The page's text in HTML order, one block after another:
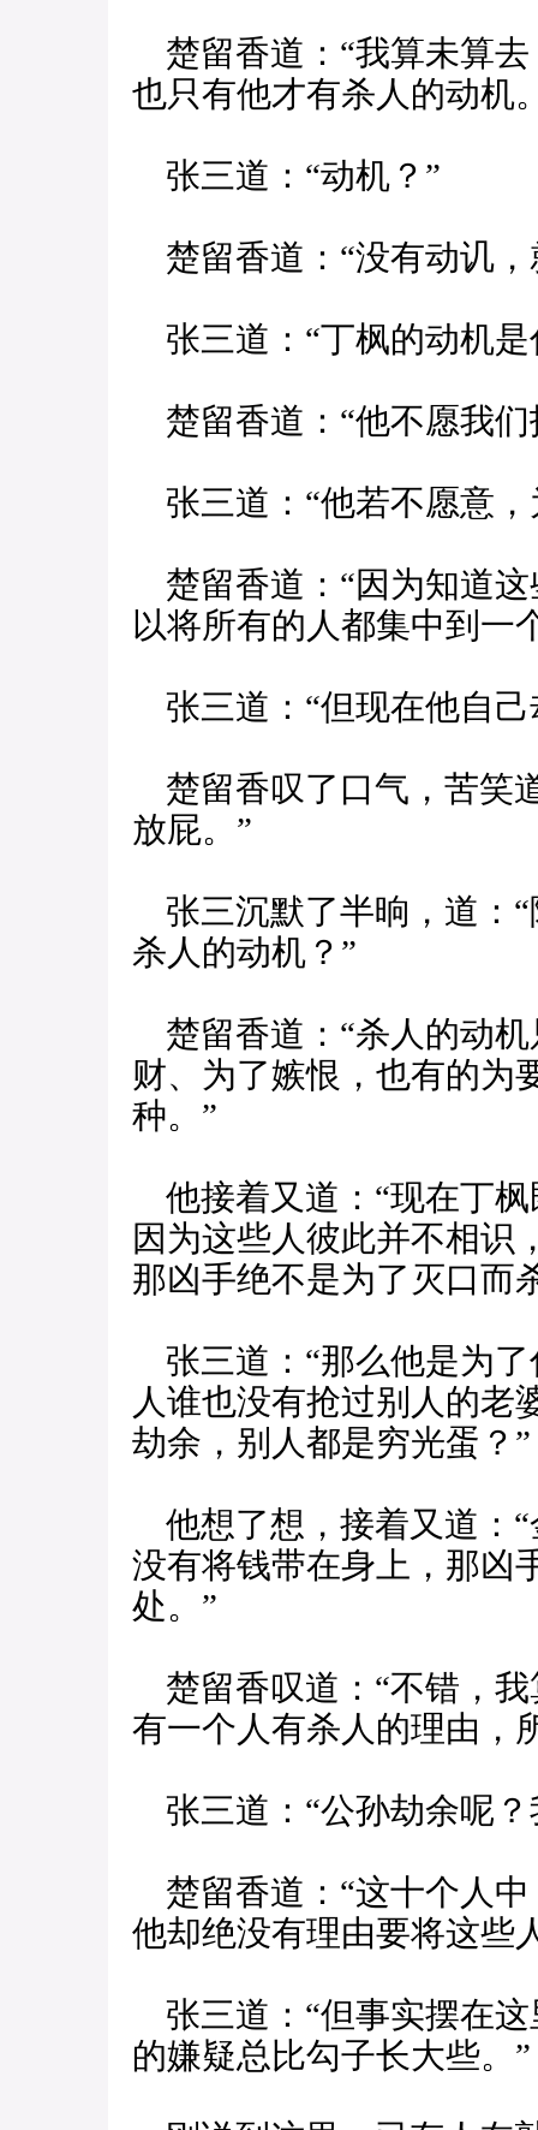
楚留香道：“我算未算
也只有他才有杀人的动机
张三道：“动机？”
楚留香道：“没有动讥，
张三道：“丁枫的动机是
楚留香道：“他不愿我们
张三道：“他若不愿意，
楚留香道：“因为知道
以将所有的人都集中到一
张三道：“但现在他自己
楚留香叹了口气，苦笑
放屁。”
张三沉默了半晌，道：
杀人的动机？”
楚留香道：“杀人的动
财、为了嫉恨，也有的
种。”
他接着又道：“现在丁
因为这些人彼此并不相识
那凶手绝不是为了灭口而
张三道：“那么他是为
人谁也没有抢过别人的老
劫余，别人都是穷光蛋？”
他想了想，接着又道：
没有将钱带在身上，那凶
处。”
楚留香叹道：“不错，
有一个人有杀人的理由，
张三道：“公孙劫余呢？
楚留香道：“这十个人
他却绝没有理由要将这些
张三道：“但事实摆在
的嫌疑总比勾子长大些。”